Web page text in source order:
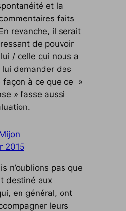
et la
faits
revanche, il serait
de pouvoir
/ celle qui nous a
lui demander des
façon à ce que ce »
» fasse aussi
2015
n’oublions pas que
destiné aux
en général, ont
leurs